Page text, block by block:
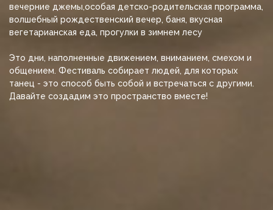
вечерние джемы,особая детско-родительская программа,
волшебный рождественский вечер, баня, вкусная
вегетарианская еда, прогулки в зимнем лесу
Это дни, наполненные движением, вниманием, смехом и
общением. Фестиваль собирает людей, для которых
танец - это способ быть собой и встречаться с другими.
Давайте создадим это пространство вместе!